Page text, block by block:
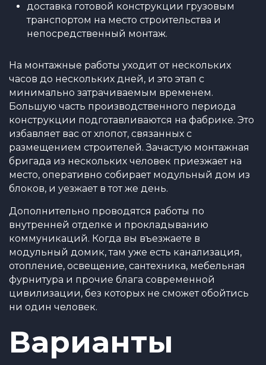
доставка готовой конструкции грузовым
транспортом на место строительства и
непосредственный монтаж.
На монтажные работы уходит от нескольких
часов до нескольких дней, и это этап с
минимально затрачиваемым временем.
Большую часть производственного периода
конструкции подготавливаются на фабрике. Это
избавляет вас от хлопот, связанных с
размещением строителей. Зачастую монтажная
бригада из нескольких человек приезжает на
место, оперативно собирает модульный дом из
блоков, и уезжает в тот же день.
Дополнительно проводятся работы по
внутренней отделке и прокладыванию
коммуникаций. Когда вы въезжаете в
модульный домик, там уже есть канализация,
отопление, освещение, сантехника, мебельная
фурнитура и прочие блага современной
цивилизации, без которых не сможет обойтись
ни один человек.
Варианты